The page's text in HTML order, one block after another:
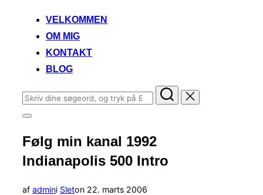
VELKOMMEN
OM MIG
KONTAKT
BLOG
Søg
efter:
Slå
i
sidekolonne
til/fra
Følg min kanal 1992
Indianapolis 500 Intro
af admini Sleton Udgivet
22. marts 2006